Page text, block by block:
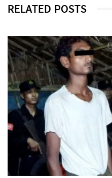
RELATED POSTS